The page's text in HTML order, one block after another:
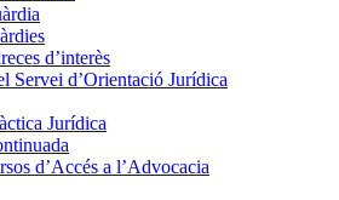
d’interès
Servei d’Orientació Jurídica
Jurídica
d’Accés a l’Advocacia